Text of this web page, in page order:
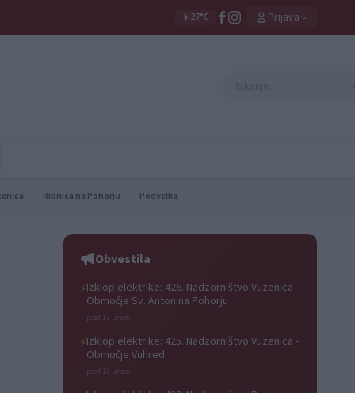
☀️27°C Prijava
Ribnica na Pohorju Podvelka
Obvestila
⚡Izklop elektrike: 426. Nadzorništvo Vuzenica -
Območje Sv. Anton na Pohorju
pred 13 urami
⚡Izklop elektrike: 425. Nadzorništvo Vuzenica -
Območje Vuhred
pred 13 urami